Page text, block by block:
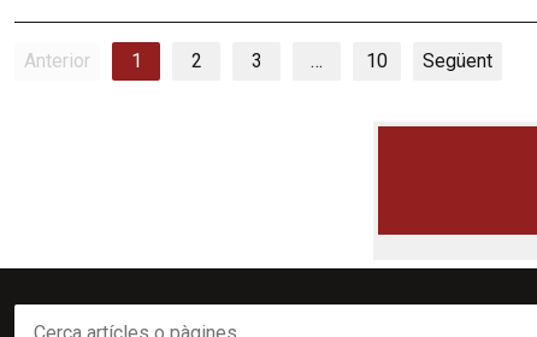
Anterior 1 2 3 … 10 Següent